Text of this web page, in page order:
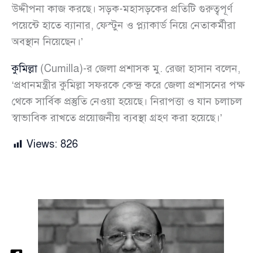
উদ্দীপনা কাজ করছে। সড়ক-মহাসড়কের প্রতিটি গুরুত্বপূর্ণ
পয়েন্টে হাতে ব্যানার, ফেস্টুন ও প্ল্যাকার্ড নিয়ে নেতাকর্মীরা
অবস্থান নিয়েছেন।’
কুমিল্লা (Cumilla)-র জেলা প্রশাসক মু. রেজা হাসান বলেন,
‘প্রধানমন্ত্রীর কুমিল্লা সফরকে কেন্দ্র করে জেলা প্রশাসনের পক্ষ
থেকে সার্বিক প্রস্তুতি নেওয়া হয়েছে। নিরাপত্তা ও যান চলাচল
স্বাভাবিক রাখতে প্রয়োজনীয় ব্যবস্থা গ্রহণ করা হয়েছে।’
Views: 826